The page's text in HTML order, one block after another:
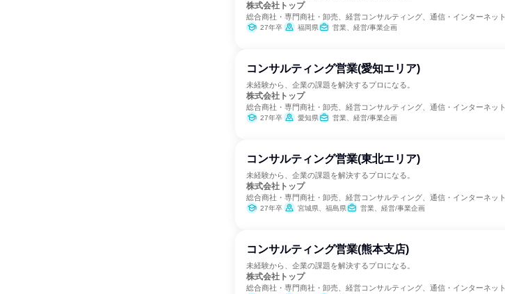
株式会社トップ
総合商社・専門商社・卸売、経営コンサルティング、通信・インターネット
27年卒 福岡県 営業、経営/事業企画
コンサルティング営業(愛知エリア)
未経験から、企業の課題を解決するプロになる。
株式会社トップ
総合商社・専門商社・卸売、経営コンサルティング、通信・インターネット
27年卒 愛知県 営業、経営/事業企画
コンサルティング営業(東北エリア)
未経験から、企業の課題を解決するプロになる。
株式会社トップ
総合商社・専門商社・卸売、経営コンサルティング、通信・インターネット
27年卒 宮城県、福島県 営業、経営/事業企画
コンサルティング営業(熊本支店)
未経験から、企業の課題を解決するプロになる。
株式会社トップ
総合商社・専門商社・卸売、経営コンサルティング、通信・インターネット